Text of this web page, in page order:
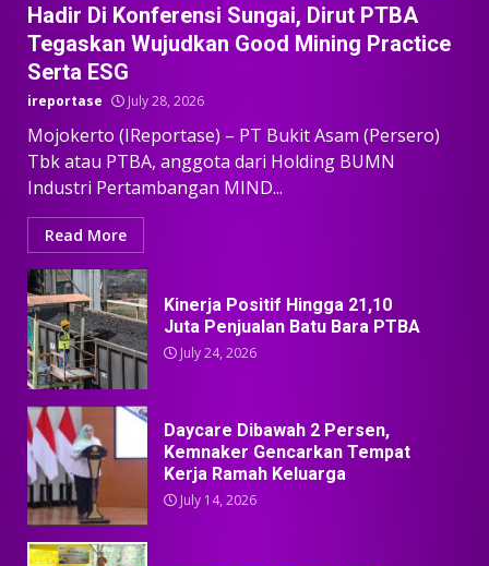
Hadir Di Konferensi Sungai, Dirut PTBA
Tegaskan Wujudkan Good Mining Practice
Serta ESG
ireportase July 28, 2026
Mojokerto (IReportase) – PT Bukit Asam (Persero)
Tbk atau PTBA, anggota dari Holding BUMN
Industri Pertambangan MIND...
Read More
Kinerja Positif Hingga 21,10
Juta Penjualan Batu Bara PTBA
July 24, 2026
Daycare Dibawah 2 Persen,
Kemnaker Gencarkan Tempat
Kerja Ramah Keluarga
July 14, 2026